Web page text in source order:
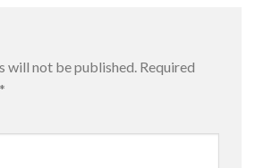
will not be published. Required
*